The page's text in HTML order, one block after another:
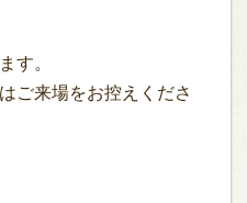
す。
ご来場をお控えくださ